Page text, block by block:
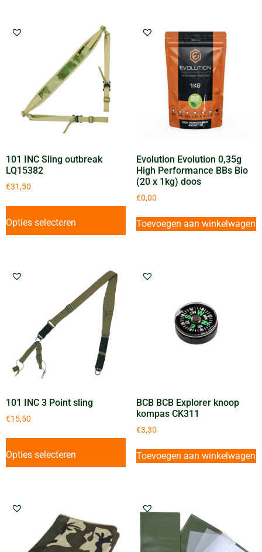
101 INC Sling outbreak
LQ15382
€31,50
Opties selecteren
Evolution Evolution 0,35g
High Performance BBs Bio
(20 x 1kg) doos
€0,00
Toevoegen aan winkelwagen
101 INC 3 Point sling
€15,50
Opties selecteren
BCB BCB Explorer knoop
kompas CK311
€3,30
Toevoegen aan winkelwagen